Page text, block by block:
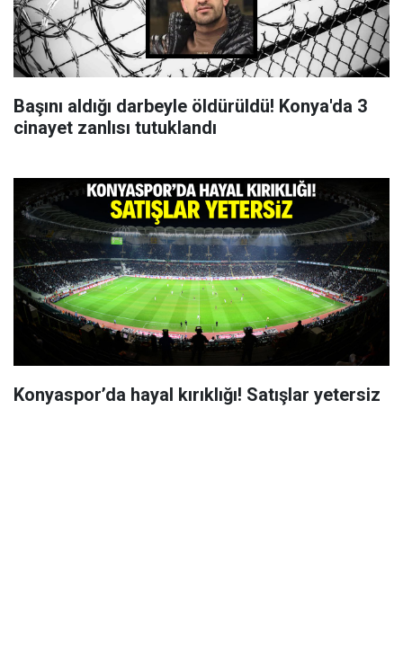
Başını aldığı darbeyle öldürüldü! Konya'da 3
cinayet zanlısı tutuklandı
Konyaspor’da hayal kırıklığı! Satışlar yetersiz